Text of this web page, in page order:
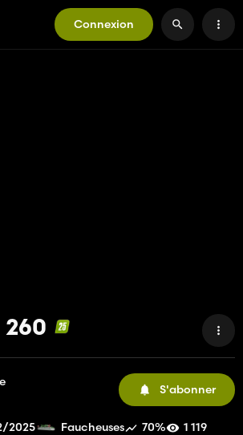
Connexion
260
S'abonner
2025 Faucheuses 70% 1 119